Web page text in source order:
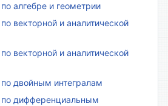
алгебре и геометрии
векторной и аналитической
векторной и аналитической
двойным интегралам
дифференциальным